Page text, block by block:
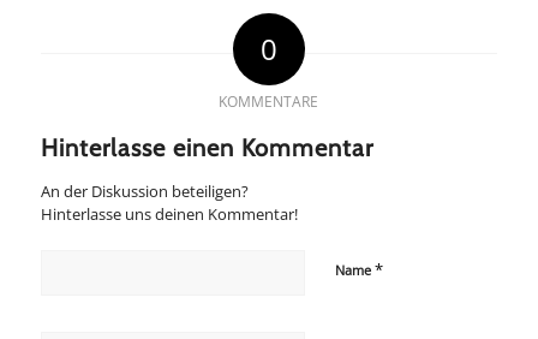
0
KOMMENTARE
Hinterlasse einen Kommentar
An der Diskussion beteiligen?
Hinterlasse uns deinen Kommentar!
Name *